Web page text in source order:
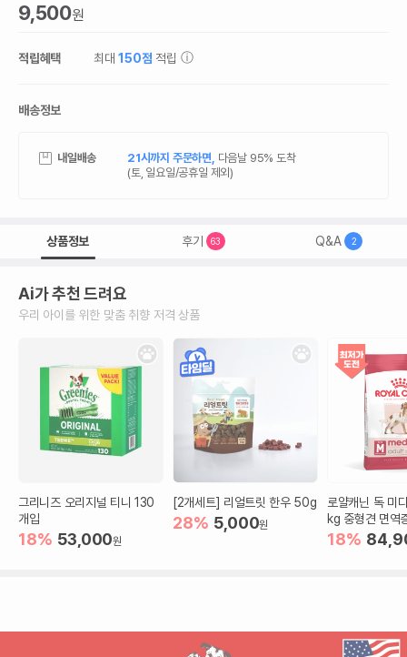
9,500원
적립혜택 최대150점 적립
배송정보
내일배송 21시까지 주문하면, 다음날 95% 도착
(토, 일요일/공휴일 제외)
상품정보 후기 63 Q&A 2
Ai가 추천 드려요
우리 아이를 위한 맞춤 취향 저격 상품
그리니즈 오리지널 티니 130
개입
18% 53,000원
[2개세트] 리얼트릿 한우 50g
28% 5,000원
로얄캐닌 독 미
kg 중형견 면역
18%